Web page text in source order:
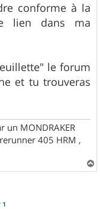
conforme à la
lien dans ma
le forum
et tu trouveras
un MONDRAKER
405 HRM ,
a
1